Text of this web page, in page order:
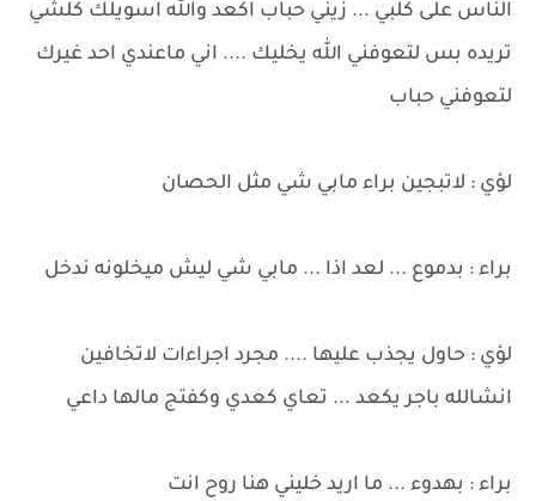
الناس على كلبي ... زيني حباب اكعد والله اسويلك كلشي
تريده بس لتعوفني الله يخليك .... اني ماعندي احد غيرك
لتعوفني حباب
لؤي : لاتبجين براء مابي شي مثل الحصان
براء : بدموع ... لعد اذا ... مابي شي ليش ميخلونه ندخل
لؤي : حاول يجذب عليها .... مجرد اجراءات لاتخافين
انشالله باجر يكعد ... تعاي كعدي وكفتج مالها داعي
براء : بهدوء ... ما اريد خليني هنا روح انت